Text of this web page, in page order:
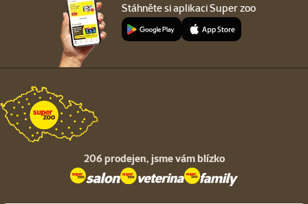
Stáhněte si aplikaci Super zoo
206 prodejen, jsme vám blízko